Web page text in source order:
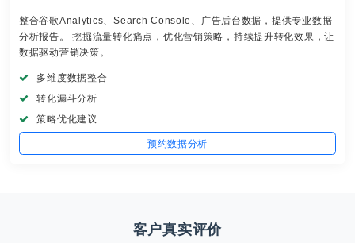
整合谷歌Analytics、Search Console、广告后台数据，提供专业数据
分析报告。 挖掘流量转化痛点，优化营销策略，持续提升转化效果，让
数据驱动营销决策。
多维度数据整合
转化漏斗分析
策略优化建议
预约数据分析
客户真实评价